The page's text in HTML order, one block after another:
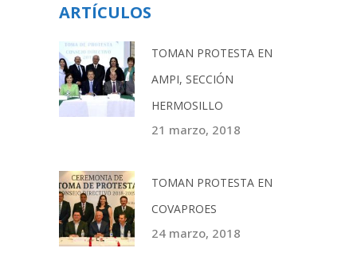
ARTÍCULOS
TOMAN PROTESTA EN
AMPI, SECCIÓN
HERMOSILLO
21 marzo, 2018
TOMAN PROTESTA EN
COVAPROES
24 marzo, 2018